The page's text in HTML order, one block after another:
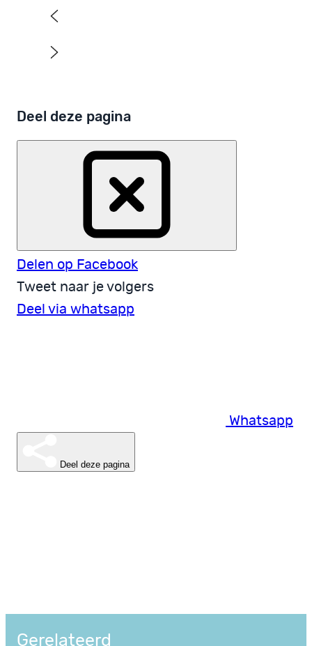
Deel deze pagina
Delen op Facebook
Tweet naar je volgers
Deel via whatsapp
Whatsapp
Deel deze pagina
Gerelateerd